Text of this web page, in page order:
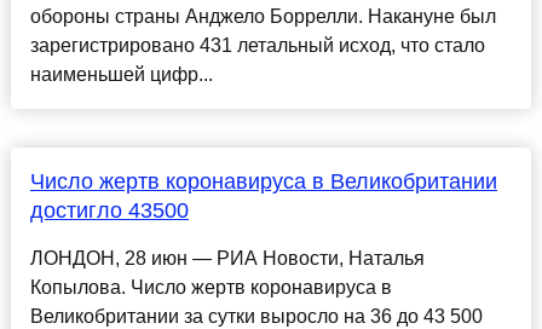
обороны страны Анджело Боррелли. Накануне был
зарегистрировано 431 летальный исход, что стало
наименьшей цифр...
Число жертв коронавируса в Великобритании
достигло 43500
ЛОНДОН, 28 июн — РИА Новости, Наталья
Копылова. Число жертв коронавируса в
Великобритании за сутки выросло на 36 до 43 500